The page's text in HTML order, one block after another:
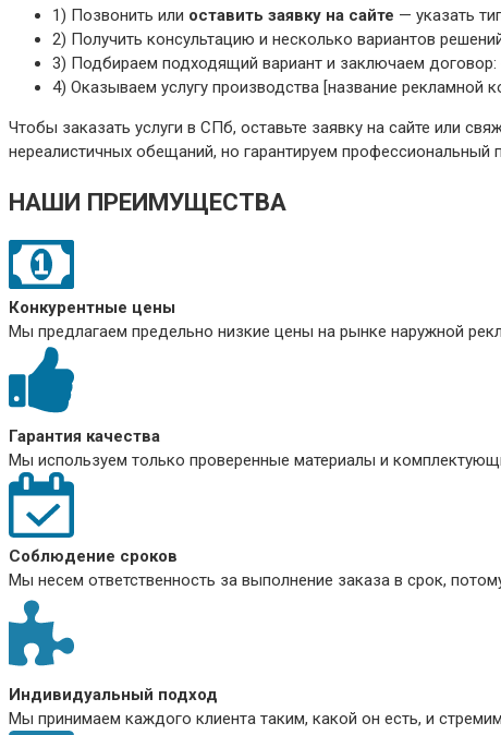
1) Позвонить или оставить заявку на сайте — указать
2) Получить консультацию и несколько вариантов
3) Подбираем подходящий вариант и заключаем договор:
4) Оказываем услугу производства [название рекламной
Чтобы заказать услуги в СПб, оставьте заявку на сайте или
нереалистичных обещаний, но гарантируем
НАШИ ПРЕИМУЩЕСТВА
Конкурентные цены
Мы предлагаем предельно низкие цены на рынке наружной
Гарантия качества
Мы используем только проверенные материалы и
Соблюдение сроков
Мы несем ответственность за выполнение заказа в срок,
Индивидуальный подход
Мы принимаем каждого клиента таким, какой он есть, и